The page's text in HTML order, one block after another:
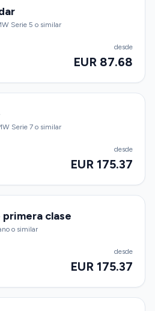
Serie 5 o similar
desde
EUR 87.68
Serie 7 o similar
desde
EUR 175.37
clase
o similar
desde
EUR 175.37